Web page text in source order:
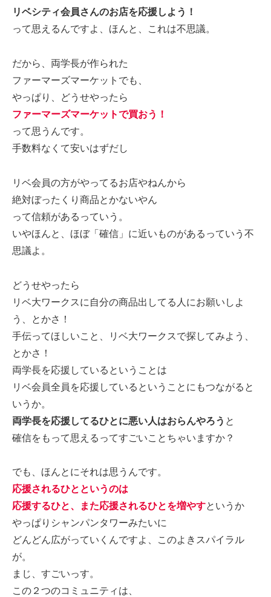
リベシティ会員さんのお店を応援しよう！
って思えるんですよ、ほんと、これは不思議。
だから、両学長が作られた
ファーマーズマーケットでも、
やっぱり、どうせやったら
ファーマーズマーケットで買おう！
って思うんです。
手数料なくて安いはずだし
リベ会員の方がやってるお店やねんから
絶対ぼったくり商品とかないやん
って信頼があるっていう。
いやほんと、ほぼ「確信」に近いものがあるっていう不
思議よ。
どうせやったら
リベ大ワークスに自分の商品出してる人にお願いしよ
う、とかさ！
手伝ってほしいこと、リベ大ワークスで探してみよう、
とかさ！
両学長を応援しているということは
リベ会員全員を応援しているということにもつながると
いうか。
両学長を応援してるひとに悪い人はおらんやろう と
確信をもって思えるってすごいことちゃいますか？
でも、ほんとにそれは思うんです。
応援されるひとというのは
応援するひと、また応援されるひとを増やすというか
やっぱりシャンパンタワーみたいに
どんどん広がっていくんですよ、このよきスパイラル
が。
まじ、すごいっす。
この２つのコミュニティは、